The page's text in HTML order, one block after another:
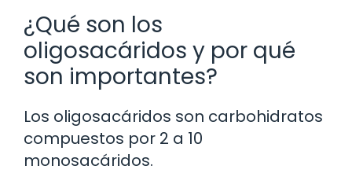
¿Qué son los
oligosacáridos y por qué
son importantes?
Los oligosacáridos son carbohidratos
compuestos por 2 a 10
monosacáridos.